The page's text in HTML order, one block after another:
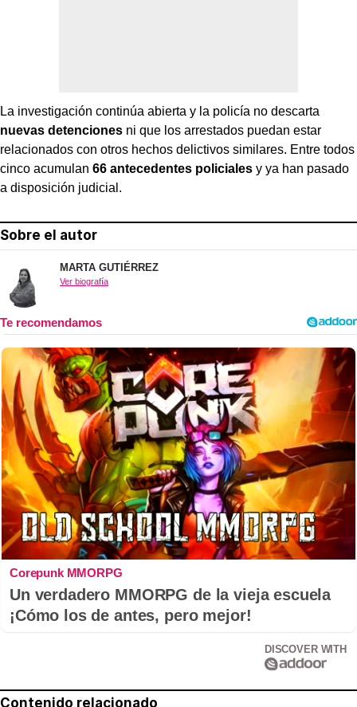
La investigación continúa abierta y la policía no descarta
nuevas detenciones ni que los arrestados puedan estar
relacionados con otros hechos delictivos similares. Entre todos
cinco acumulan 66 antecedentes policiales y ya han pasado
a disposición judicial.
Sobre el autor
MARTA GUTIÉRREZ
Ver biografía
Corepunk MMORPG
Un verdadero MMORPG de la vieja escuela
¡Cómo los de antes, pero mejor!
DISCOVER WITH
Contenido relacionado